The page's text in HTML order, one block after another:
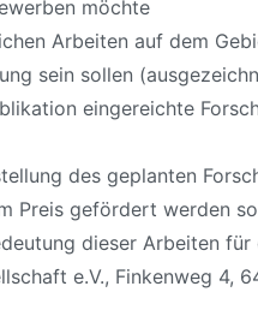
möchte
Arbeiten auf dem
sein sollen
eingereichte
des geplanten
Preis gefördert werden
dieser Arbeiten
e.V., Finkenweg 4,